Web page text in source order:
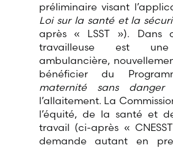
préliminaire visant
Loi sur la santé et la
après « LSST »). Dans
travailleuse est une
ambulancière,
bénéficier du
maternité sans danger
l’allaitement. La
l’équité, de la santé et
travail (ci-après «
demande autant en